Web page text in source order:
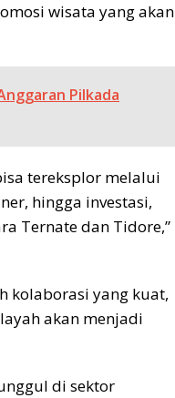
wisata yang akan
Pilkada
tereksplor melalui
hingga investasi,
Ternate dan Tidore,”
kolaborasi yang kuat,
akan menjadi
di sektor